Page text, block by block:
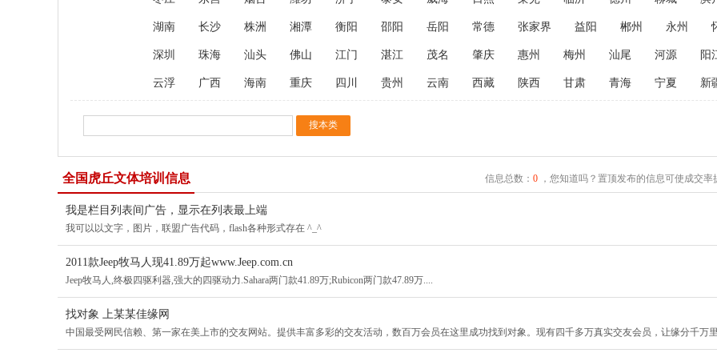
湖南 长沙 株洲 湘潭 衡阳 邵阳 岳阳 常德 张家界 益阳 郴州 永州
深圳 珠海 汕头 佛山 江门 湛江 茂名 肇庆 惠州 梅州 汕尾 河源 阳
云浮 广西 海南 重庆 四川 贵州 云南 西藏 陕西 甘肃 青海 宁夏 新
全国虎丘文体培训信息 信息总数： 0，您知道吗？置顶发布的信息可使成交率
我是栏目列表间广告，显示在列表最上端
我可以以文字，图片，联盟广告代码，flash各种形式存在 ^_^
2011款Jeep牧马人现41.89万起www.Jeep.com.cn
Jeep牧马人,终极四驱利器,强大的四驱动力.Sahara两门款41.89万;Rubicon两门款47.89万....
找对象 上某某佳缘网
中国最受网民信赖、第一家在美上市的交友网站。提供丰富多彩的交友活动，数百万会员在这里成功找到对象。现有四千多万真实交友会员，让缘分千万